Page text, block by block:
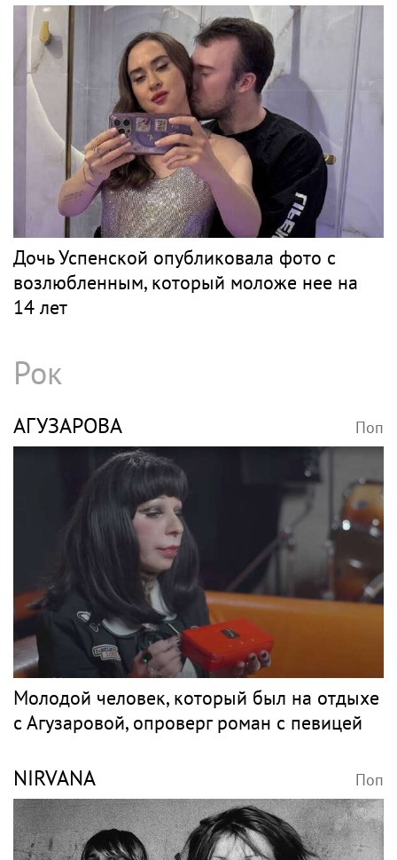
Дочь Успенской опубликовала фото с
возлюбленным, который моложе нее на
14 лет
Рок
АГУЗАРОВА Поп
Молодой человек, который был на отдыхе
с Агузаровой, опроверг роман с певицей
NIRVANA Поп